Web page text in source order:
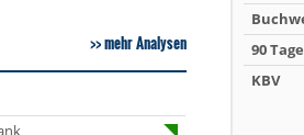
mehr Analysen
90
KBV